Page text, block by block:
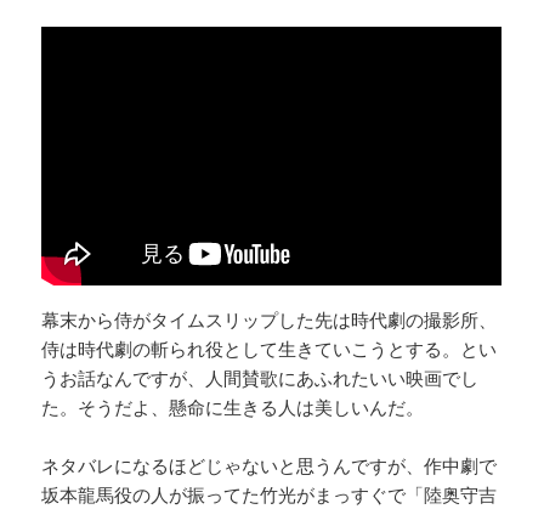
幕末から侍がタイムスリップした先は時代劇の撮影所、
侍は時代劇の斬られ役として生きていこうとする。とい
うお話なんですが、人間賛歌にあふれたいい映画でし
た。そうだよ、懸命に生きる人は美しいんだ。
ネタバレになるほどじゃないと思うんですが、作中劇で
坂本龍馬役の人が振ってた竹光がまっすぐで「陸奥守吉